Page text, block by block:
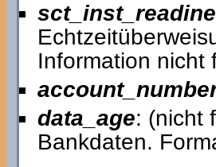
Information nicht
data_age: (nicht
Bankdaten.